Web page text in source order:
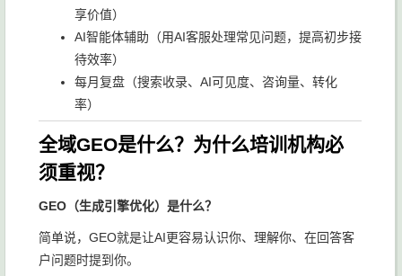
享价值）
AI智能体辅助（用AI客服处理常见问题，提高初步接
待效率）
每月复盘（搜索收录、AI可见度、咨询量、转化
率）
全域GEO是什么？为什么培训机构必
须重视？
GEO（生成引擎优化）是什么？
简单说，GEO就是让AI更容易认识你、理解你、在回答客
户问题时提到你。